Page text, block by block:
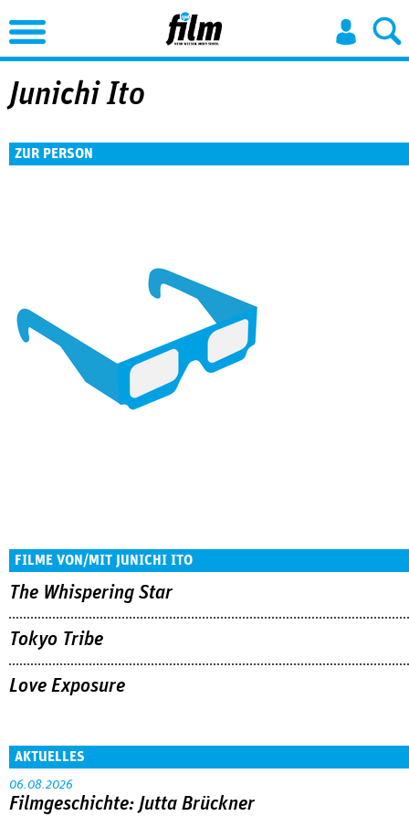
Jump to Navigation
Junichi Ito
ZUR PERSON
FILME VON/MIT JUNICHI ITO
The Whispering Star
Tokyo Tribe
Love Exposure
AKTUELLES
06.08.2026
Filmgeschichte: Jutta Brückner